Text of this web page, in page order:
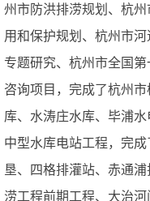
州市防洪排涝规划、杭
用和保护规划、杭州市
专题研究、杭州市全国
咨询项目，完成了杭州
库、水涛庄水库、毕浦
中型水库电站工程，完
垦、四格排灌站、赤通
涝工程前期工程、大治